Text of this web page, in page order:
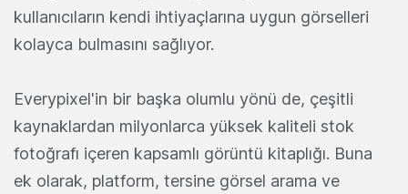
kullanıcıların kendi ihtiyaçlarına uygun görselleri
kolayca bulmasını sağlıyor.
Everypixel'in bir başka olumlu yönü de, çeşitli
kaynaklardan milyonlarca yüksek kaliteli stok
fotoğrafı içeren kapsamlı görüntü kitaplığı. Buna
ek olarak, platform, tersine görsel arama ve